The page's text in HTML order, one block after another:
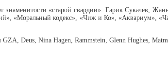
знаменитости «старой гвардии»: Гарик Сукачев,
«Моральный кодекс», «Чиж и Ко», «Аквариум»,
Deus, Nina Hagen, Rammstein, Glenn Hughes,